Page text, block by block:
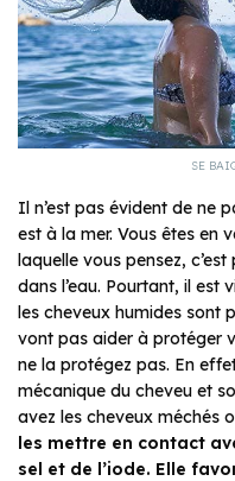
SE
Il n’est pas évident de ne
est à la mer. Vous êtes en
laquelle vous pensez,
dans l’eau. Pourtant, il est
les cheveux humides sont
vont pas aider à protéger
ne la protégez pas. En
mécanique du cheveu et
avez les cheveux méchés
les mettre en contact
sel et de l’iode. Elle